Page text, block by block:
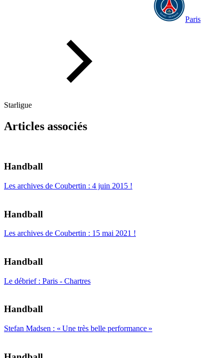
Paris
Starligue
Articles associés
Handball
Les archives de Coubertin : 4 juin 2015 !
Handball
Les archives de Coubertin : 15 mai 2021 !
Handball
Le débrief : Paris - Chartres
Handball
Stefan Madsen : « Une très belle performance »